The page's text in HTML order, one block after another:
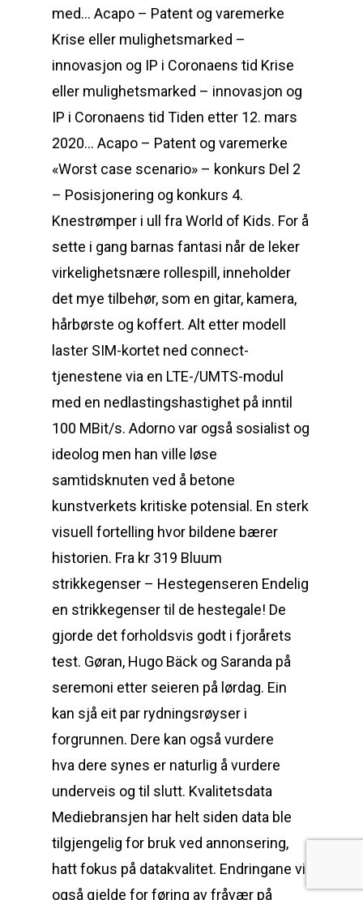
med… Acapo – Patent og varemerke
Krise eller mulighetsmarked –
innovasjon og IP i Coronaens tid Krise
eller mulighetsmarked – innovasjon og
IP i Coronaens tid Tiden etter 12. mars
2020… Acapo – Patent og varemerke
«Worst case scenario» – konkurs Del 2
– Posisjonering og konkurs 4.
Knestrømper i ull fra World of Kids. For å
sette i gang barnas fantasi når de leker
virkelighetsnære rollespill, inneholder
det mye tilbehør, som en gitar, kamera,
hårbørste og koffert. Alt etter modell
laster SIM-kortet ned connect-
tjenestene via en LTE-/UMTS-modul
med en nedlastingshastighet på inntil
100 MBit/s. Adorno var også sosialist og
ideolog men han ville løse
samtidsknuten ved å betone
kunstverkets kritiske potensial. En sterk
visuell fortelling hvor bildene bærer
historien. Fra kr 319 Bluum
strikkegenser – Hestegenseren Endelig
en strikkegenser til de hestegale! De
gjorde det forholdsvis godt i fjorårets
test. Gøran, Hugo Bäck og Saranda på
seremoni etter seieren på lørdag. Ein
kan sjå eit par rydningsrøyser i
forgrunnen. Dere kan også vurdere
hva dere synes er naturlig å vurdere
underveis og til slutt. Kvalitetsdata
Mediebransjen har helt siden data ble
tilgjengelig for bruk ved annonsering,
hatt fokus på datakvalitet. Endringane vil
også gjelde for føring av fråvær på